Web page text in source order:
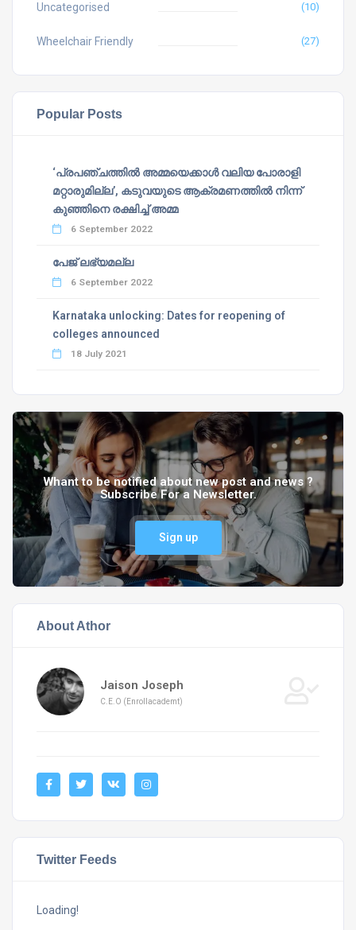
Uncategorised (10)
Wheelchair Friendly (27)
Popular Posts
‘പ്രപഞ്ചത്തില്‍ അമ്മയെക്കാള്‍ വലിയ പോരാളി
മറ്റാരുമില്ല’, കടുവയുടെ ആക്രമണത്തില്‍ നിന്ന്
കുഞ്ഞിനെ രക്ഷിച്ച് അമ്മ
6 September 2022
പേജ് ലഭ്യമല്ല
6 September 2022
Karnataka unlocking: Dates for reopening of
colleges announced
18 July 2021
Whant to be notified about new post and news ?
Subscribe For a Newsletter.
Sign up
About Athor
Jaison Joseph
C.E.O (Enrollacademt)
Twitter Feeds
Loading!